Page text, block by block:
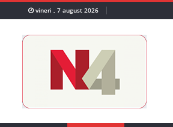
vineri , 7 august 2026